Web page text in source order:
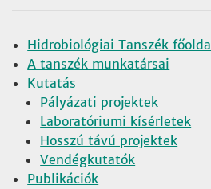
Hidrobiológiai Tanszék főoldal
A tanszék munkatársai
Kutatás
Pályázati projektek
Laboratóriumi kísérletek
Hosszú távú projektek
Vendégkutatók
Publikációk